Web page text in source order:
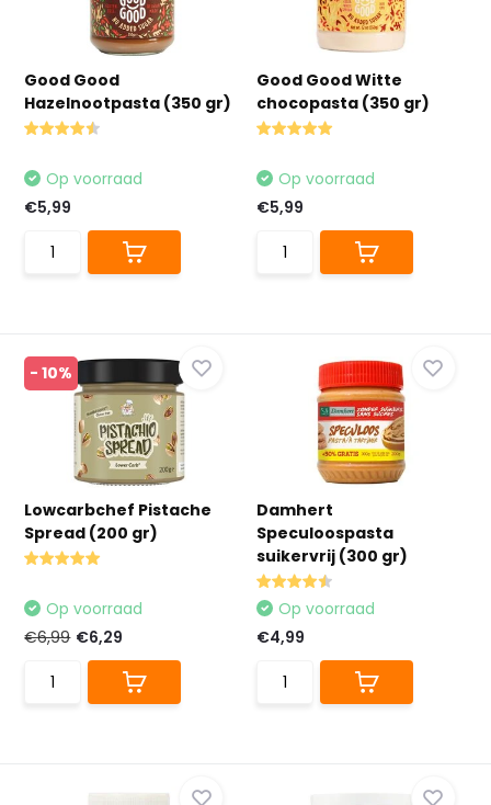
Good Good
Hazelnootpasta (350 gr)
Op voorraad
€5,99
Good Good Witte
chocopasta (350 gr)
Op voorraad
€5,99
- 10%
Lowcarbchef Pistache
Spread (200 gr)
Op voorraad
€6,99 €6,29
Damhert
Speculoospasta
suikervrij (300 gr)
Op voorraad
€4,99